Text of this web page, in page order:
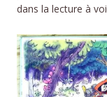
dans la lecture à